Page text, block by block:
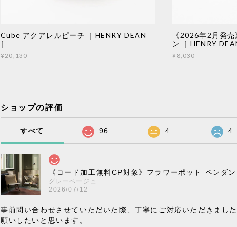
Cube アクアレルピーチ［ HENRY DEAN
］
¥20,130
《2026年2月発
ン［ HENRY
¥8,030
ショップの評価
すべて 96 4 4
《コード加工無料CP対象》フラワーポット ペンダ
グレーベージュ
2026/07/12
事前問い合わせさせていただいた際、丁寧にご対応いただきまし
願いしたいと思います。